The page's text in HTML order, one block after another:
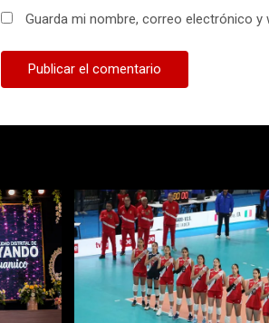
Guarda mi nombre, correo electrónico